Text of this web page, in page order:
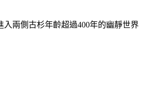
入兩側古杉年齡超過400年的幽靜世界